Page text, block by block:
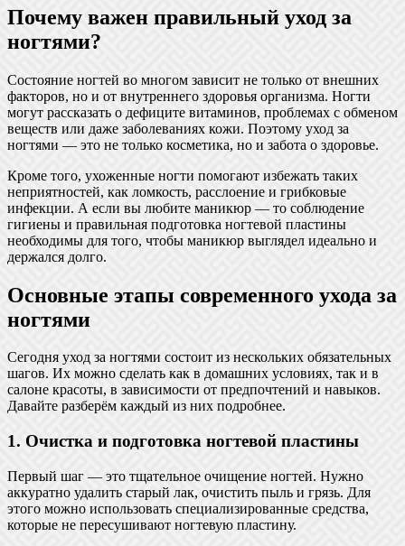
Почему важен правильный уход за
ногтями?
Состояние ногтей во многом зависит не только от внешних
факторов, но и от внутреннего здоровья организма. Ногти
могут рассказать о дефиците витаминов, проблемах с обменом
веществ или даже заболеваниях кожи. Поэтому уход за
ногтями — это не только косметика, но и забота о здоровье.
Кроме того, ухоженные ногти помогают избежать таких
неприятностей, как ломкость, расслоение и грибковые
инфекции. А если вы любите маникюр — то соблюдение
гигиены и правильная подготовка ногтевой пластины
необходимы для того, чтобы маникюр выглядел идеально и
держался долго.
Основные этапы современного ухода за
ногтями
Сегодня уход за ногтями состоит из нескольких обязательных
шагов. Их можно сделать как в домашних условиях, так и в
салоне красоты, в зависимости от предпочтений и навыков.
Давайте разберём каждый из них подробнее.
1. Очистка и подготовка ногтевой пластины
Первый шаг — это тщательное очищение ногтей. Нужно
аккуратно удалить старый лак, очистить пыль и грязь. Для
этого можно использовать специализированные средства,
которые не пересушивают ногтевую пластину.